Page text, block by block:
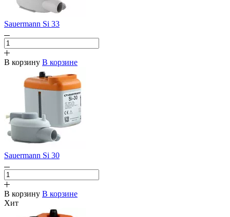
Sauermann Si 33
В корзину В корзине
Sauermann Si 30
В корзину В корзине
Хит